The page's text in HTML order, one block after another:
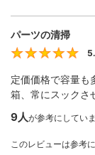
パーツの清掃
定価価格で容量も
箱、常にスックさ
9人が参考にしていま
このレビューは参考